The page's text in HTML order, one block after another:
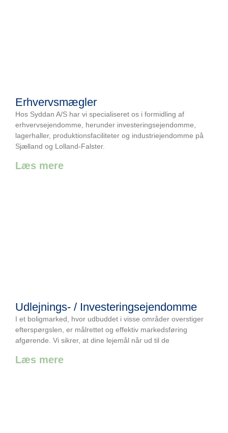
Erhvervsmægler
Hos Syddan A/S har vi specialiseret os i formidling af
erhvervsejendomme, herunder investeringsejendomme,
lagerhaller, produktionsfaciliteter og industriejendomme på
Sjælland og Lolland-Falster.
Læs mere
Udlejnings- / Investeringsejendomme
I et boligmarked, hvor udbuddet i visse områder overstiger
efterspørgslen, er målrettet og effektiv markedsføring
afgørende. Vi sikrer, at dine lejemål når ud til de
Læs mere